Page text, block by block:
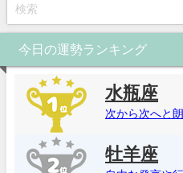
今日の運勢ランキング
水瓶座
次から次へと
牡羊座